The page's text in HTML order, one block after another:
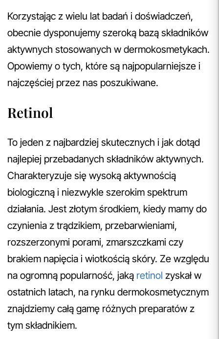
Korzystając z wielu lat badań i doświadczeń,
obecnie dysponujemy szeroką bazą składników
aktywnych stosowanych w dermokosmetykach.
Opowiemy o tych, które są najpopularniejsze i
najczęściej przez nas poszukiwane.
Retinol
To jeden z najbardziej skutecznych i jak dotąd
najlepiej przebadanych składników aktywnych.
Charakteryzuje się wysoką aktywnością
biologiczną i niezwykle szerokim spektrum
działania. Jest złotym środkiem, kiedy mamy do
czynienia z trądzikiem, przebarwieniami,
rozszerzonymi porami, zmarszczkami czy
brakiem napięcia i wiotkością skóry. Ze względu
na ogromną popularność, jaką retinol zyskał w
ostatnich latach, na rynku dermokosmetycznym
znajdziemy całą gamę różnych preparatów z
tym składnikiem.